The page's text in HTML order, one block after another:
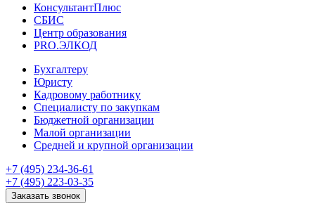
КонсультантПлюс
СБИС
Центр образования
PRO.ЭЛКОД
Бухгалтеру
Юристу
Кадровому работнику
Специалисту по закупкам
Бюджетной организации
Малой организации
Средней и крупной организации
+7 (495) 234-36-61
+7 (495) 223-03-35
Заказать звонок